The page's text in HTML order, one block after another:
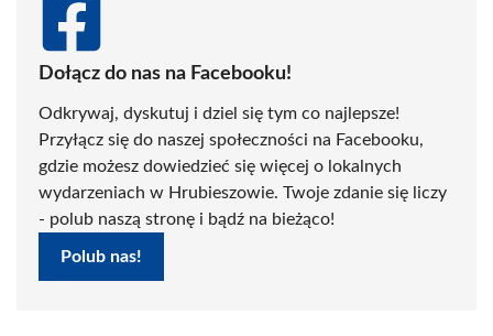
Dołącz do nas na Facebooku!
Odkrywaj, dyskutuj i dziel się tym co najlepsze!
Przyłącz się do naszej społeczności na Facebooku,
gdzie możesz dowiedzieć się więcej o lokalnych
wydarzeniach w Hrubieszowie. Twoje zdanie się liczy
- polub naszą stronę i bądź na bieżąco!
Polub nas!